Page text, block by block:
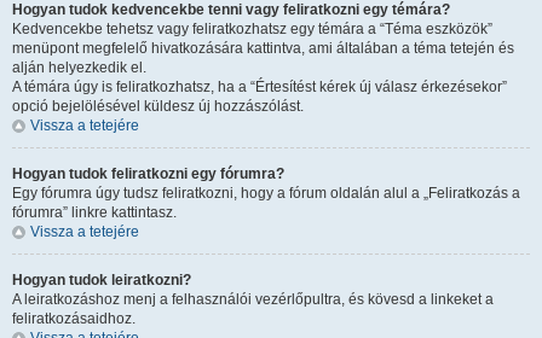
Hogyan tudok kedvencekbe tenni vagy feliratkozni egy témára?
Kedvencekbe tehetsz vagy feliratkozhatsz egy témára a “Téma eszközök”
menüpont megfelelő hivatkozására kattintva, ami általában a téma tetején és
alján helyezkedik el.
A témára úgy is feliratkozhatsz, ha a “Értesítést kérek új válasz érkezésekor”
opció bejelölésével küldesz új hozzászólást.
Vissza a tetejére
Hogyan tudok feliratkozni egy fórumra?
Egy fórumra úgy tudsz feliratkozni, hogy a fórum oldalán alul a „Feliratkozás a
fórumra” linkre kattintasz.
Vissza a tetejére
Hogyan tudok leiratkozni?
A leiratkozáshoz menj a felhasználói vezérlőpultra, és kövesd a linkeket a
feliratkozásaidhoz.